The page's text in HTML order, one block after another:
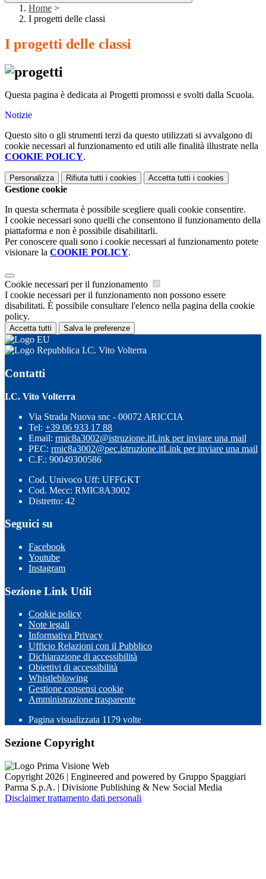
Home >
I progetti delle classi
I progetti delle classi
Questa pagina è dedicata ai Progetti promossi e svolti dalla Scuola.
Notizie
Questo sito o gli strumenti terzi da questo utilizzati si avvalgono di
cookie necessari al funzionamento ed utili alle finalità illustrate nella
COOKIE POLICY.
Personalizza Rifiuta tutti i cookies Accetta tutti i cookies
Gestione cookie
In questa schermata è possibile scegliere quali cookie consentire.
I cookie necessari sono quelli che consentono il funzionamento della
piattaforma e non è possibile disabilitarli.
Per conoscere quali sono i cookie necessari al funzionamento potete
visionare la COOKIE POLICY.
Cookie necessari per il funzionamento
I cookie necessari per il funzionamento non possono essere
disabilitati. È possibile consultare l'elenco nella pagina della cookie
policy.
Accetta tutti Salva le preferenze
I.C. Vito Volterra
Contatti
I.C. Vito Volterra
Via Strada Nuova snc - 00072 ARICCIA
Tel: +39 06 933 17 88
Email: rmic8a3002@istruzione.itLink per inviare una mail
PEC: rmic8a3002@pec.istruzione.itLink per inviare una mail
C.F.: 90049300586
Cod. Univoco Uff: UFFGKT
Cod. Mecc: RMIC8A3002
Distretto: 42
Seguici su
Facebook
Youtube
Instagram
Sezione Link Utili
Cookie policy
Note legali
Informativa Privacy
Ufficio Relazioni con il Pubblico
Dichiarazione di accessibilità
Obiettivi di accessibilità
Whistleblowing
Gestione consensi cookie
Amministrazione trasparente
Pagina visualizzata 1179 volte
Sezione Copyright
Copyright 2026 | Engineered and powered by Gruppo Spaggiari
Parma S.p.A. | Divisione Publishing & New Social Media
Disclaimer trattamento dati personali